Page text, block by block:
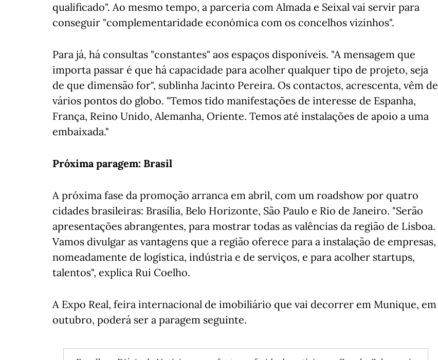
qualificado". Ao mesmo tempo, a parceria com Almada e Seixal vai servir para
conseguir "complementaridade económica com os concelhos vizinhos".
Para já, há consultas "constantes" aos espaços disponíveis. "A mensagem que
importa passar é que há capacidade para acolher qualquer tipo de projeto, seja
de que dimensão for", sublinha Jacinto Pereira. Os contactos, acrescenta, vêm de
vários pontos do globo. "Temos tido manifestações de interesse de Espanha,
França, Reino Unido, Alemanha, Oriente. Temos até instalações de apoio a uma
embaixada."
Próxima paragem: Brasil
A próxima fase da promoção arranca em abril, com um roadshow por quatro
cidades brasileiras: Brasília, Belo Horizonte, São Paulo e Rio de Janeiro. "Serão
apresentações abrangentes, para mostrar todas as valências da região de Lisboa.
Vamos divulgar as vantagens que a região oferece para a instalação de empresas,
nomeadamente de logística, indústria e de serviços, e para acolher startups,
talentos", explica Rui Coelho.
A Expo Real, feira internacional de imobiliário que vai decorrer em Munique, em
outubro, poderá ser a paragem seguinte.